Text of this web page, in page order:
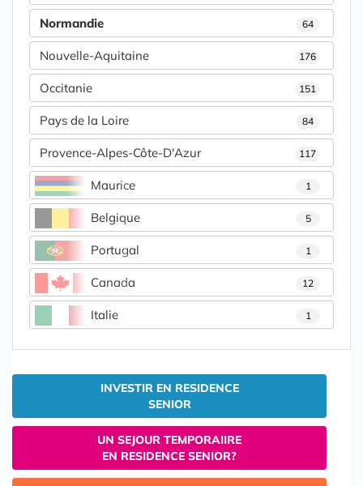
Normandie 64
Nouvelle-Aquitaine 176
Occitanie 151
Pays de la Loire 84
Provence-Alpes-Côte-D'Azur 117
Maurice 1
Belgique 5
Portugal 1
Canada 12
Italie 1
INVESTIR EN RESIDENCE
SENIOR
UN SEJOUR TEMPORAIIRE
EN RESIDENCE SENIOR?